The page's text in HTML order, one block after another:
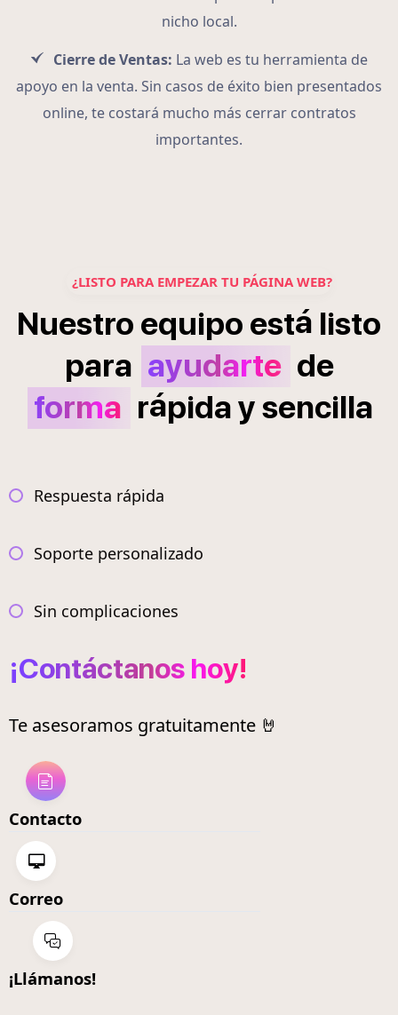
nicho local.
Cierre de Ventas: La web es tu herramienta de
apoyo en la venta. Sin casos de éxito bien presentados
online, te costará mucho más cerrar contratos
importantes.
¿LISTO PARA EMPEZAR TU PÁGINA WEB?
Nuestro equipo está listo
para ayudarte de
forma rápidaysencilla
Respuesta rápida
Soporte personalizado
Sin complicaciones
¡Contáctanos hoy!
Te asesoramos gratuitamente 🤘
Contacto
Correo
¡Llámanos!